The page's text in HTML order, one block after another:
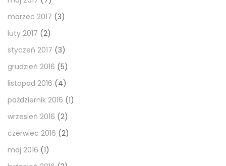
marzec 2017 (3)
luty 2017 (2)
styczeń 2017 (3)
grudzień 2016 (5)
listopad 2016 (4)
październik 2016 (1)
wrzesień 2016 (2)
czerwiec 2016 (2)
maj 2016 (1)